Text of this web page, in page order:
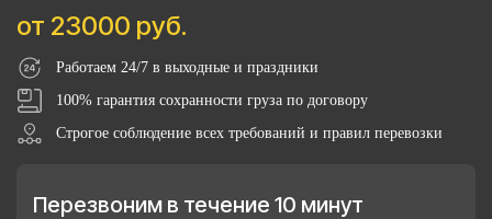
от 23000 руб.
Работаем 24/7 в выходные и праздники
100% гарантия сохранности груза по договору
Строгое соблюдение всех требований и правил перевозки
Перезвоним в течение 10 минут